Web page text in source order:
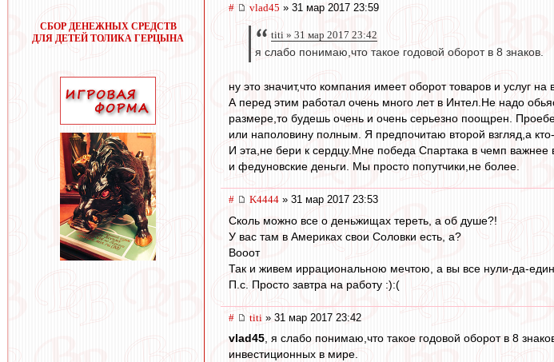
СБОР ДЕНЕЖНЫХ СРЕДСТВ
ДЛЯ ДЕТЕЙ ТОЛИКА ГЕРЦЫНА
# vlad45 » 31 мар 2017 23:59
titi » 31 мар 2017 23:42
я слабо понимаю,что такое годовой оборот в 8 знаков.
ну это значит,что компания имеет оборот товаров и услуг
А перед этим работал очень много лет в Интел.Не надо
размере,то будешь очень и очень серьезно поощрен.
или наполовину полным. Я предпочитаю второй взгляд,а
И эта,не бери к сердцу.Мне победа Спартака в чемп
и федуновские деньги. Мы просто попутчики,не более.
# K4444 » 31 мар 2017 23:53
Сколь можно все о деньжищах тереть, а об душе?!
У вас там в Америках свои Соловки есть, а?
Вооот
Так и живем иррациональною мечтою, а вы все нули-да-
П.с. Просто завтра на работу :):(
# titi » 31 мар 2017 23:42
vlad45, я слабо понимаю,что такое годовой оборот в 8
инвестиционных в мире.